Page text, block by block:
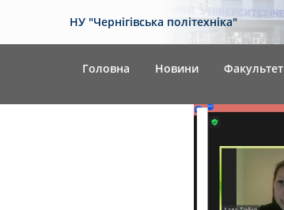
НУ "Чернігівська політехніка"
Головна Новини Факультет